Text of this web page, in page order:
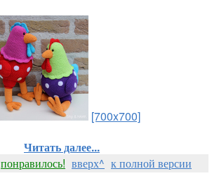
[700x700]
Читать далее...
понравилось! вверх^ к полной версии